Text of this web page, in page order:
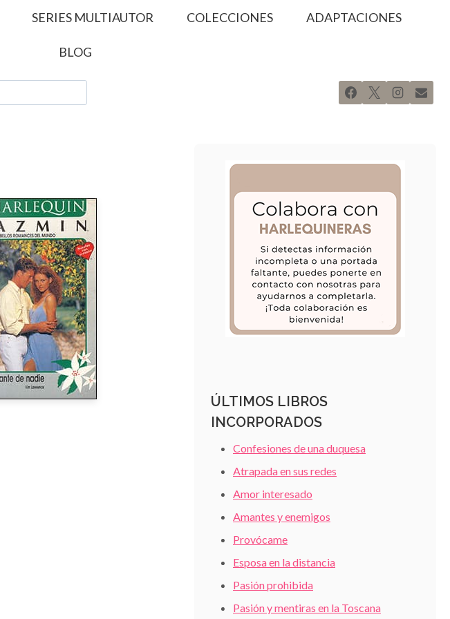
SERIES MULTIAUTOR COLECCIONES ADAPTACIONES
BLOG
ÚLTIMOS LIBROS
INCORPORADOS
Confesiones de una duquesa
Atrapada en sus redes
Amor interesado
Amantes y enemigos
Provócame
Esposa en la distancia
Pasión prohibida
Pasión y mentiras en la Toscana